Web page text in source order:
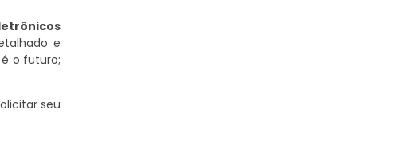
e
o futuro;
seu